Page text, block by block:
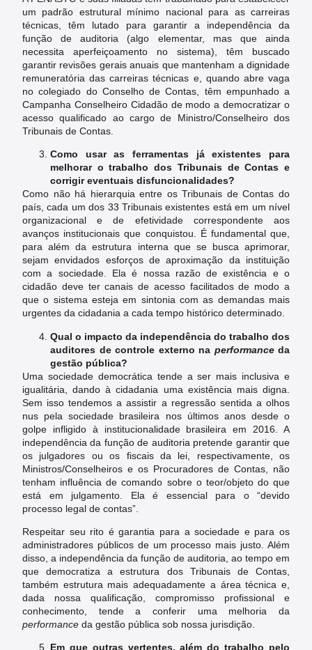
um padrão estrutural mínimo nacional para as carreiras
técnicas, têm lutado para garantir a independência da
função de auditoria (algo elementar, mas que ainda
necessita aperfeiçoamento no sistema), têm buscado
garantir revisões gerais anuais que mantenham a dignidade
remuneratória das carreiras técnicas e, quando abre vaga
no colegiado do Conselho de Contas, têm empunhado a
Campanha Conselheiro Cidadão de modo a democratizar o
acesso qualificado ao cargo de Ministro/Conselheiro dos
Tribunais de Contas.
Como usar as ferramentas já existentes para
melhorar o trabalho dos Tribunais de Contas e
corrigir eventuais disfuncionalidades?
Como não há hierarquia entre os Tribunais de Contas do
país, cada um dos 33 Tribunais existentes está em um nível
organizacional e de efetividade correspondente aos
avanços institucionais que conquistou. É fundamental que,
para além da estrutura interna que se busca aprimorar,
sejam envidados esforços de aproximação da instituição
com a sociedade. Ela é nossa razão de existência e o
cidadão deve ter canais de acesso facilitados de modo a
que o sistema esteja em sintonia com as demandas mais
urgentes da cidadania a cada tempo histórico determinado.
Qual o impacto da independência do trabalho dos
auditores de controle externo na performanceda
gestão pública?
Uma sociedade democrática tende a ser mais inclusiva e
igualitária, dando à cidadania uma existência mais digna.
Sem isso tendemos a assistir a regressão sentida a olhos
nus pela sociedade brasileira nos últimos anos desde o
golpe infligido à institucionalidade brasileira em 2016. A
independência da função de auditoria pretende garantir que
os julgadores ou os fiscais da lei, respectivamente, os
Ministros/Conselheiros e os Procuradores de Contas, não
tenham influência de comando sobre o teor/objeto do que
está em julgamento. Ela é essencial para o “devido
processo legal de contas”.
Respeitar seu rito é garantia para a sociedade e para os
administradores públicos de um processo mais justo. Além
disso, a independência da função de auditoria, ao tempo em
que democratiza a estrutura dos Tribunais de Contas,
também estrutura mais adequadamente a área técnica e,
dada nossa qualificação, compromisso profissional e
conhecimento, tende a conferir uma melhoria da
performance da gestão pública sob nossa jurisdição.
Em que outras vertentes, além do trabalho pelo